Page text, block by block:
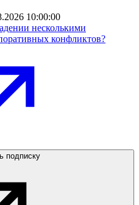
10:00:00
несколькими
конфликтов?
подписку